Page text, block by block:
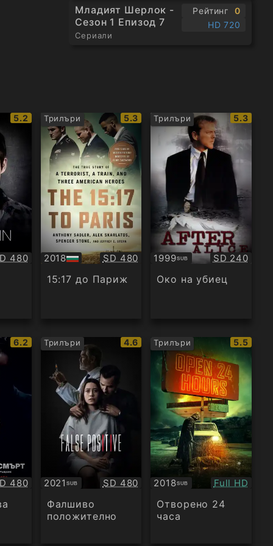
Младият Шерлок -
Сезон 1 Епизод 7
Сериали
Рейтинг
0
HD 720
IMDb
рейтинг:
5.2
480
Трилъри
IMDb
рейтинг:
5.3
2018
БГ
аудио
Качество:
SD 480
15:17 до Париж
Трилъри
IMDb
5.3
1999SUB
Субтитри Качество:
SD 240
Око на убиец
IMDb
рейтинг:
6.2
480
Трилъри
IMDb
рейтинг:
4.6
2021SUB
Субтитри Качество:
SD 480
Фалшиво
положително
Трилъри
IMDb
5.5
2018SUB
Субтитри Качество:
Full HD
Отворено 24
часа